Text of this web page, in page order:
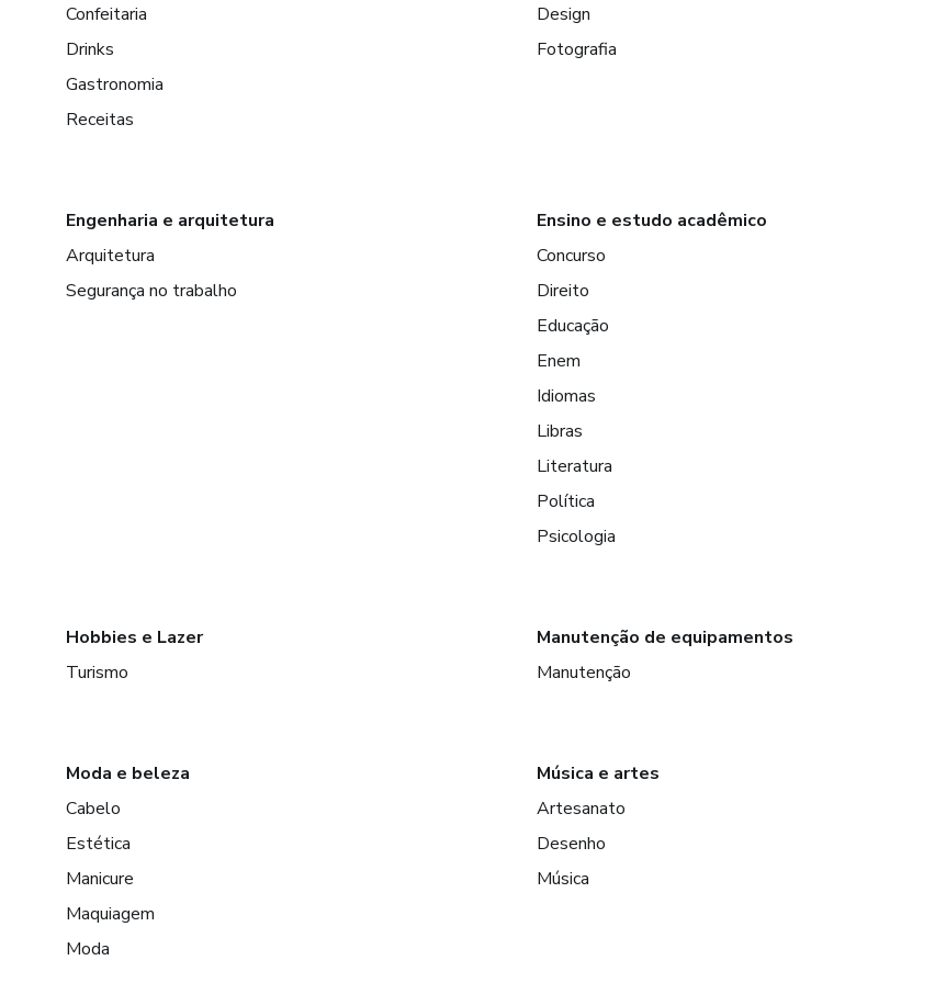
Confeitaria
Drinks
Gastronomia
Receitas
Design
Fotografia
Engenharia e arquitetura
Arquitetura
Segurança no trabalho
Ensino e estudo acadêmico
Concurso
Direito
Educação
Enem
Idiomas
Libras
Literatura
Política
Psicologia
Hobbies e Lazer
Turismo
Manutenção de equipamentos
Manutenção
Moda e beleza
Cabelo
Estética
Manicure
Maquiagem
Moda
Música e artes
Artesanato
Desenho
Música